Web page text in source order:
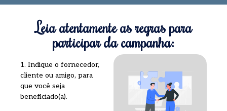
Leia atentamente as regras para
participar da campanha:
1. Indique o fornecedor,
cliente ou amigo, para
que você seja
beneficiado(a).